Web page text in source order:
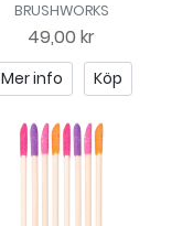
BRUSHWORKS
49,00 kr
Mer info Köp